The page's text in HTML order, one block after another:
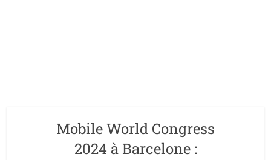
Mobile World Congress
2024 à Barcelone :